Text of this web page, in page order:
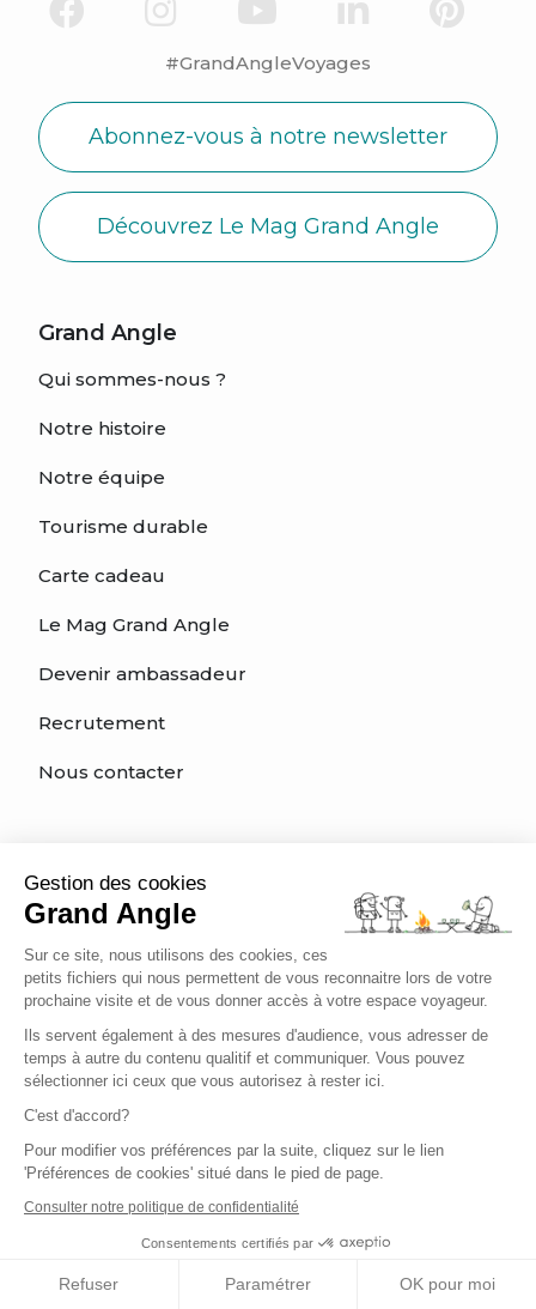
Gestion des cookies
Grand Angle
Sur ce site, nous utilisons des cookies, ces
petits fichiers qui nous permettent de vous reconnaitre lors de votre
prochaine visite et de vous donner accès à votre espace voyageur.
Ils servent également à des mesures d'audience, vous adresser de
temps à autre du contenu qualitif et communiquer. Vous pouvez
sélectionner ici ceux que vous autorisez à rester ici.
C'est d'accord?
Pour modifier vos préférences par la suite, cliquez sur le lien
'Préférences de cookies' situé dans le pied de page.
Consulter notre politique de confidentialité
Consentements certifiés par
Refuser Paramétrer OK pour moi
#GrandAngleVoyages
Abonnez-vous à notre newsletter
Découvrez Le Mag Grand Angle
Grand Angle
Qui sommes-nous ?
Notre histoire
Notre équipe
Tourisme durable
Carte cadeau
Le Mag Grand Angle
Devenir ambassadeur
Recrutement
Nous contacter
Informations utiles
Comment s'inscrire ?
Types de voyage
Quelle activité pour mon voyage ?
Quel est mon niveau?
Charte éthique du voyageur
Être bien assuré